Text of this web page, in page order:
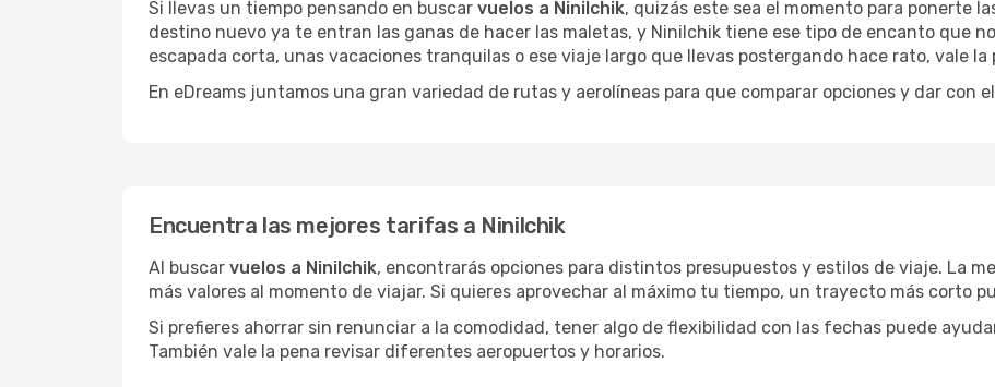
Si llevas un tiempo pensando en buscar vuelos a Ninilchik, quizás este sea el momento para ponerte
destino nuevo ya te entran las ganas de hacer las maletas, y Ninilchik tiene ese tipo de encanto que
escapada corta, unas vacaciones tranquilas o ese viaje largo que llevas postergando hace rato, vale la
En eDreams juntamos una gran variedad de rutas y aerolíneas para que comparar opciones y dar con
Encuentra las mejores tarifas a Ninilchik
Al buscar vuelos a Ninilchik, encontrarás opciones para distintos presupuestos y estilos de viaje. La
más valores al momento de viajar. Si quieres aprovechar al máximo tu tiempo, un trayecto más corto
Si prefieres ahorrar sin renunciar a la comodidad, tener algo de flexibilidad con las fechas puede
También vale la pena revisar diferentes aeropuertos y horarios.